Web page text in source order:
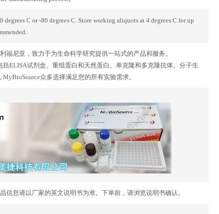
degrees C or -80 degrees C. Store working aliquots at 4 degrees C for up
福尼亚，致力于为生命科学研究提供一站式的产品和服务。
ELISA试剂盒、重组蛋白和天然蛋白、单克隆和多克隆抗体、分子生
众多选择满足您的所有实验需求。
息请以厂家的英文说明书为准。下单前，请浏览说明书确认。